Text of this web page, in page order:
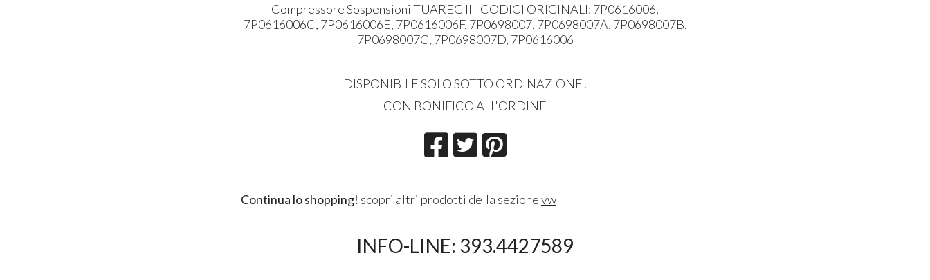
Compressore Sospensioni TUAREG II - CODICI ORIGINALI: 7P0616006,
7P0616006C, 7P0616006E, 7P0616006F, 7P0698007, 7P0698007A, 7P0698007B,
7P0698007C, 7P0698007D, 7P0616006
DISPONIBILE SOLO SOTTO ORDINAZIONE!
CON BONIFICO ALL'ORDINE
Continua lo shopping! scopri altri prodotti della sezionevw
INFO-LINE: 393.4427589